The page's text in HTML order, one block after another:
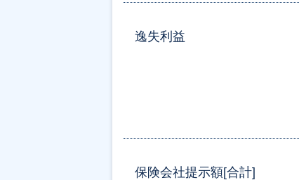
逸失利益
保険会社提示額[合計]